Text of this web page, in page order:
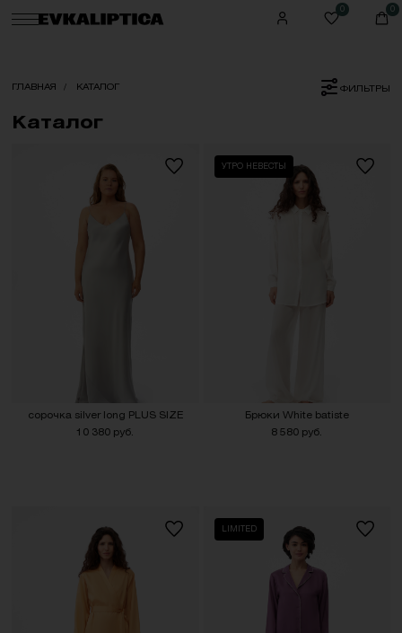
0 0
ГЛАВНАЯ КАТАЛОГ ФИЛЬТРЫ
Каталог
сорочка silver long PLUS SIZE
10 380 руб.
УТРО НЕВЕСТЫ
Брюки White batiste
8 580 руб.
LIMITED